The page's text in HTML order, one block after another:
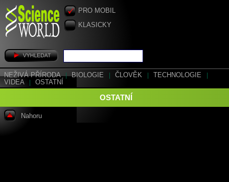
PRO MOBIL
KLASICKY
NEŽIVÁ PŘÍRODA | BIOLOGIE ČLOVĚK TECHNOLOGIE
VIDEA
OSTATNÍ
OSTATNÍ
Nahoru